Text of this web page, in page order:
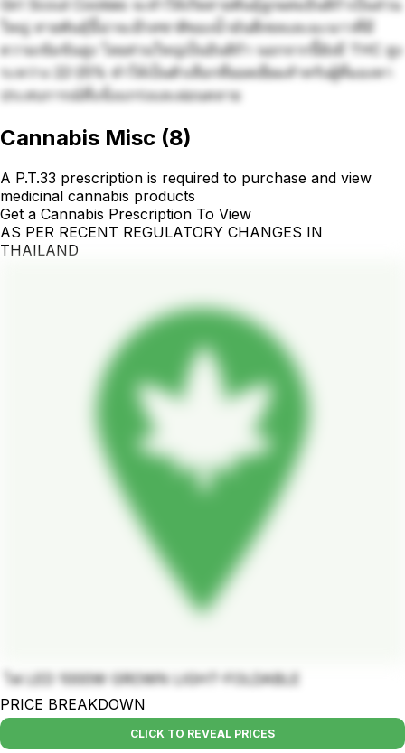
Girl Scout Cookies จะทำให้เกิดสายพันธุ์ลูกผสมอินดิก้าเป็นส่วน
ใหญ่ สายพันธุ์นี้น่าจะมีรสชาติของน้ำมันดีเซลและมะนาวที่มี
ความเข้มข้นสูง โดยส่วนใหญ่เป็นอินดิก้า นอกจากนี้ยังมี THC สูง
ระหว่าง 22-25% ทำให้เป็นตัวเลือกที่ยอดเยี่ยมสำหรับผู้ที่มองหา
ประสบการณ์ที่แข็งแกร่งและผ่อนคลาย
Cannabis Misc (8)
A P.T.33 prescription is required to purchase and view
medicinal cannabis products
Get a Cannabis Prescription To View
AS PER RECENT REGULATORY CHANGES IN
THAILAND
ไฟ LED 1000W GROWN LIGHT-FOLDABLE
PRICE BREAKDOWN
CLICK TO REVEAL PRICES